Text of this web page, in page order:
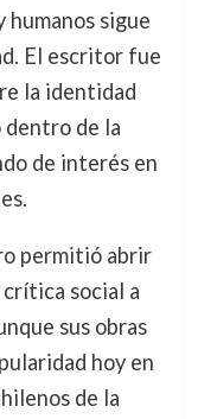
sigue
El escritor fue
la identidad
dentro de la
de interés en
permitió abrir
crítica social a
sus obras
hoy en
de la